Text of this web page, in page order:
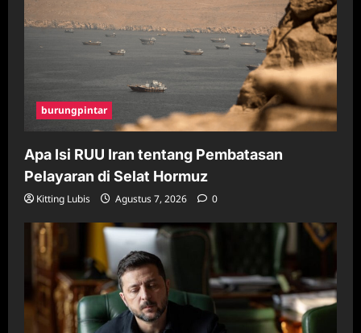
burungpintar
Apa Isi RUU Iran tentang Pembatasan
Pelayaran di Selat Hormuz
Kitting Lubis Agustus 7, 2026 0